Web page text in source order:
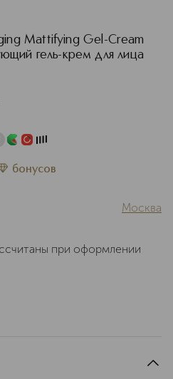
Mattifying Gel-Cream
гель-крем для лица
бонусов
Москва
при оформлении